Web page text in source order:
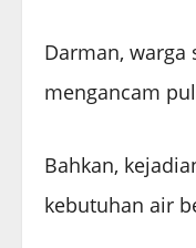
Darman,
mengancam
Bahkan,
kebutuhan air